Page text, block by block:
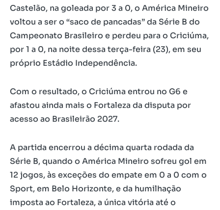
Castelão, na goleada por 3 a 0, o América Mineiro
voltou a ser o “saco de pancadas” da Série B do
Campeonato Brasileiro e perdeu para o Criciúma,
por 1 a 0, na noite dessa terça-feira (23), em seu
próprio Estádio Independência.
Com o resultado, o Criciúma entrou no G6 e
afastou ainda mais o Fortaleza da disputa por
acesso ao Brasileirão 2027.
A partida encerrou a décima quarta rodada da
Série B, quando o América Mineiro sofreu gol em
12 jogos, às exceções do empate em 0 a 0 com o
Sport, em Belo Horizonte, e da humilhação
imposta ao Fortaleza, a única vitória até o